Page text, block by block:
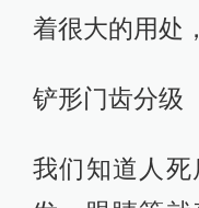
着很大的用处
铲形门齿分级
我们知道人